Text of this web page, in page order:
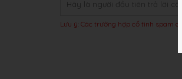
Lưu ý: Các trường hợp cố tình spam